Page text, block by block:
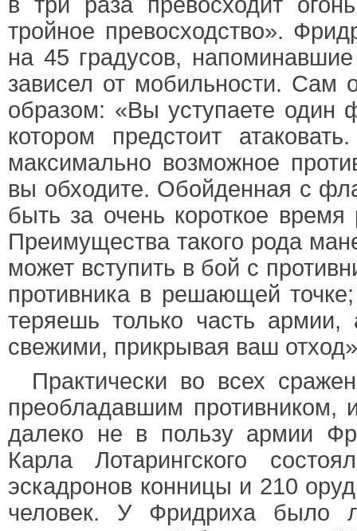
тройное превосходство».
на 45 градусов,
зависел от мобильности. Сам
образом: «Вы уступаете один
котором предстоит
максимально возможное
вы обходите. Обойденная с
быть за очень короткое
Преимущества такого рода
может вступить в бой с
противника в решающей
теряешь только часть армии,
свежими, прикрывая ваш
Практически во всех
преобладавшим
далеко не в пользу армии
Карла Лотарингского
эскадронов конницы и 210
человек. У Фридриха было